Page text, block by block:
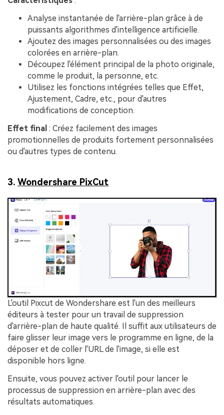
Analyse instantanée de l'arrière-plan grâce à de
puissants algorithmes d'intelligence artificielle.
Ajoutez des images personnalisées ou des images
colorées en arrière-plan.
Découpez l'élément principal de la photo originale,
comme le produit, la personne, etc.
Utilisez les fonctions intégrées telles que Effet,
Ajustement, Cadre, etc., pour d'autres
modifications de conception.
Effet final : Créez facilement des images
promotionnelles de produits fortement personnalisées
ou d'autres types de contenu.
3. Wondershare PixCut
L'outil Pixcut de Wondershare est l'un des meilleurs
éditeurs à tester pour un travail de suppression
d'arrière-plan de haute qualité. Il suffit aux utilisateurs de
faire glisser leur image vers le programme en ligne, de la
déposer et de coller l'URL de l'image, si elle est
disponible hors ligne.
Ensuite, vous pouvez activer l'outil pour lancer le
processus de suppression en arrière-plan avec des
résultats automatiques.